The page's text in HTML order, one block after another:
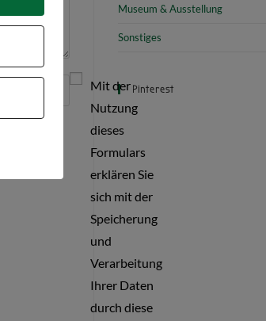
Mit der
Nutzung
dieses
Formulars
erklären Sie
sich mit der
Speicherung
und
Verarbeitung
Ihrer Daten
durch diese
Museum & Ausstellung
Sonstiges
Pinterest